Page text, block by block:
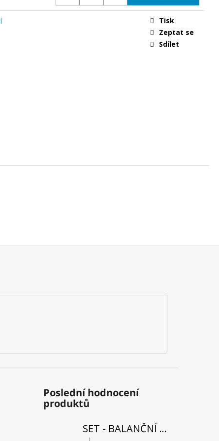
Tisk
Zeptat se
Sdílet
NAVY BLUE/
Poslední hodnocení
produktů
SET - BALANČNÍ DESKA WOODBOARDS SURF SHARK KOMPLET + REHABO 360 SAMOSTATNĚ